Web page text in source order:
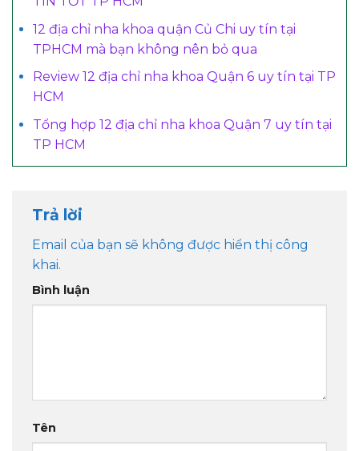
12 địa chỉ nha khoa quận Củ Chi uy tín tại
TPHCM mà bạn không nên bỏ qua
Review 12 địa chỉ nha khoa Quận 6 uy tín tại TP
HCM
Tổng hợp 12 địa chỉ nha khoa Quận 7 uy tín tại
TP HCM
Trả lời
Email của bạn sẽ không được hiển thị công
khai.
Bình luận
Tên